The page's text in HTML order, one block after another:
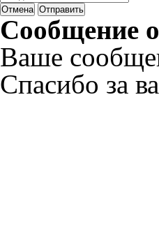
Отмена Отправить
Сообщение
Ваше
Спасибо за